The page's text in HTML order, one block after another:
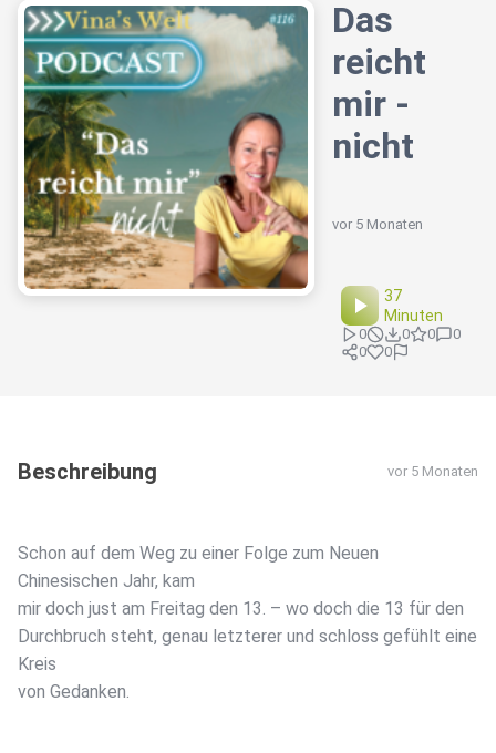
Das
reicht
mir -
nicht
vor 5 Monaten
37
Minuten
0 0 0
0
0
0
Beschreibung vor 5 Monaten
Schon auf dem Weg zu einer Folge zum Neuen
Chinesischen Jahr, kam
mir doch just am Freitag den 13. – wo doch die 13 für den
Durchbruch steht, genau letzterer und schloss gefühlt eine
Kreis
von Gedanken.